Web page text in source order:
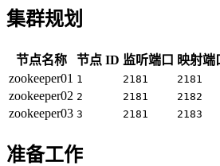
集群规划
节点名称 节点 ID 监听端口 映射端
zookeeper01 1 2181 2181
zookeeper02 2 2181 2182
zookeeper03 3 2181 2183
准备工作